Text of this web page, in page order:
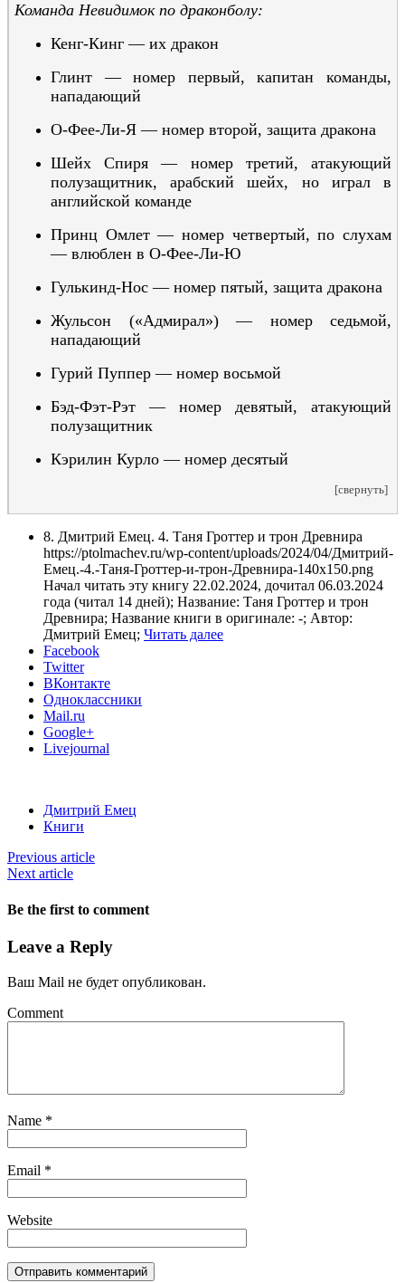
Команда Невидимок по драконболу:
Кенг-Кинг — их дракон
Глинт — номер первый, капитан команды,
нападающий
О-Фее-Ли-Я — номер второй, защита дракона
Шейх Спиря — номер третий, атакующий
полузащитник, арабский шейх, но играл в
английской команде
Принц Омлет — номер четвертый, по слухам
— влюблен в О-Фее-Ли-Ю
Гулькинд-Нос — номер пятый, защита дракона
Жульсон («Адмирал»)— номер седьмой,
нападающий
Гурий Пуппер — номер восьмой
Бэд-Фэт-Рэт — номер девятый, атакующий
полузащитник
Кэрилин Курло — номер десятый
[свернуть]
8. Дмитрий Емец. 4. Таня Гроттер и трон Древнира
https://ptolmachev.ru/wp-content/uploads/2024/04/Дмитрий-
Емец.-4.-Таня-Гроттер-и-трон-Древнира-140x150.png
Начал читать эту книгу 22.02.2024, дочитал 06.03.2024
года (читал 14 дней); Название: Таня Гроттер и трон
Древнира; Название книги в оригинале: -; Автор:
Дмитрий Емец; Читать далее
Facebook
Twitter
ВКонтакте
Одноклассники
Mail.ru
Google+
Livejournal
Дмитрий Емец
Книги
Previous article
Next article
Be the first to comment
Leave a Reply
Ваш Mail не будет опубликован.
Comment
Name *
Email *
Website